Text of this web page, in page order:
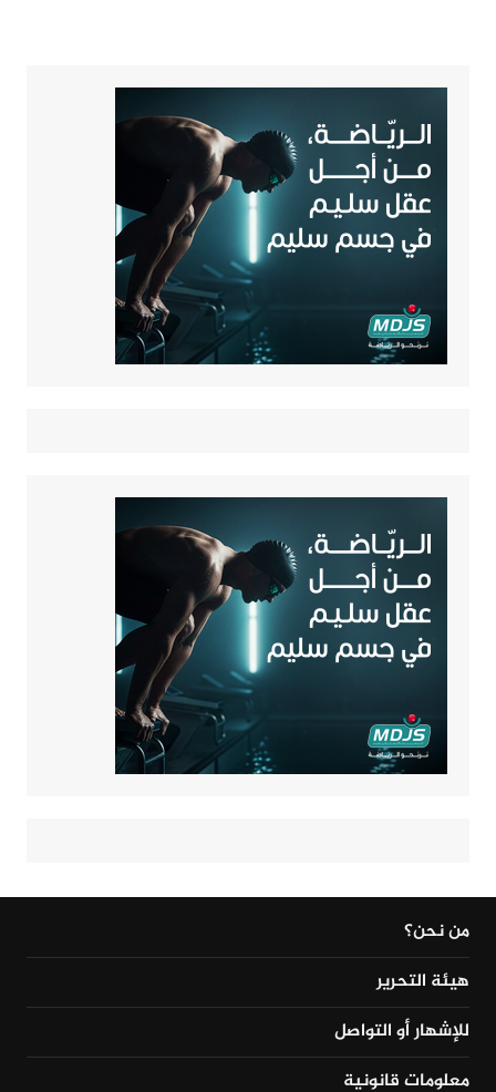
من نحن؟
هيئة التحرير
للإشهار أو التواصل
معلومات قانونية